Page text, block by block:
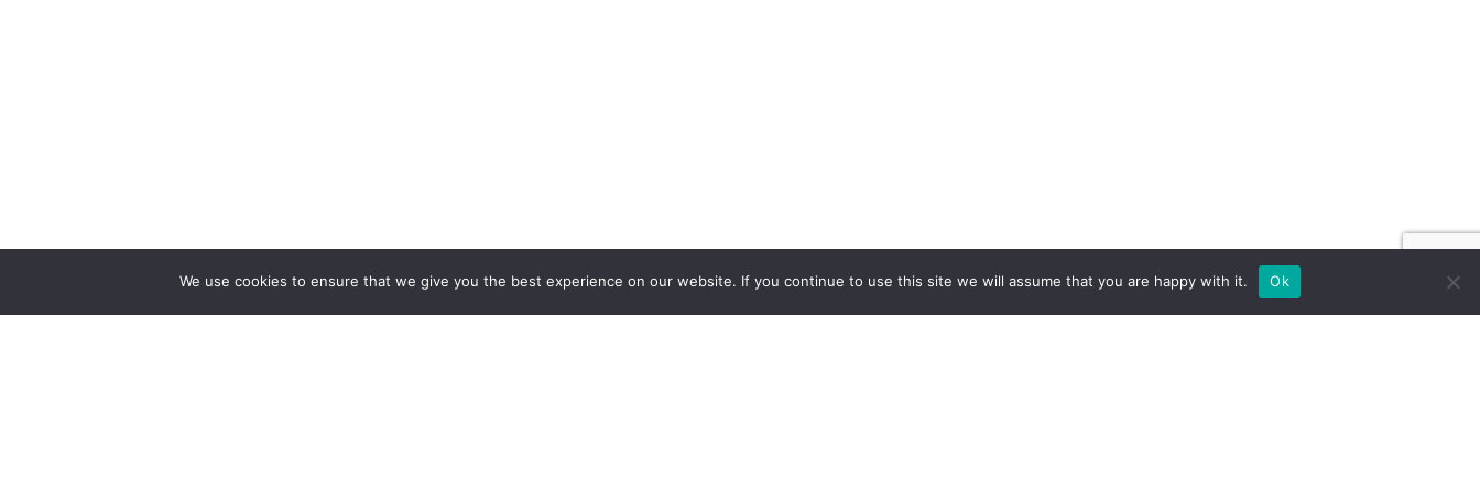
We use cookies to ensure that we give you the best experience on our website. If you continue to use this site we will assume that you are happy with it. Ok